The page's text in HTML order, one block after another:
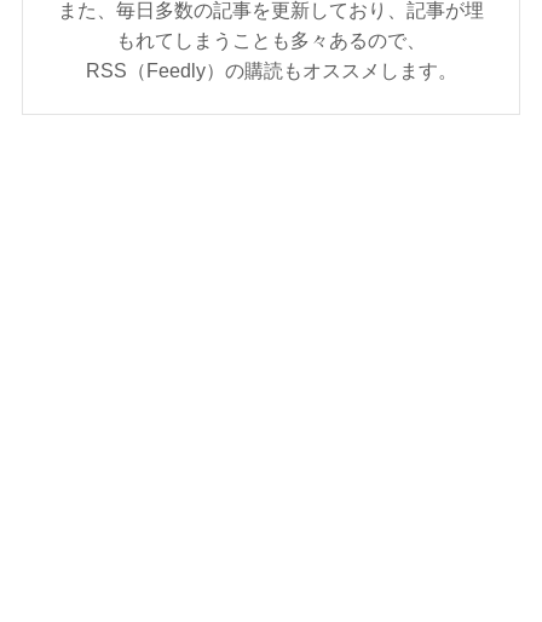
また、毎日多数の記事を更新しており、記事が埋
もれてしまうことも多々あるので、
RSS（Feedly）の購読もオススメします。